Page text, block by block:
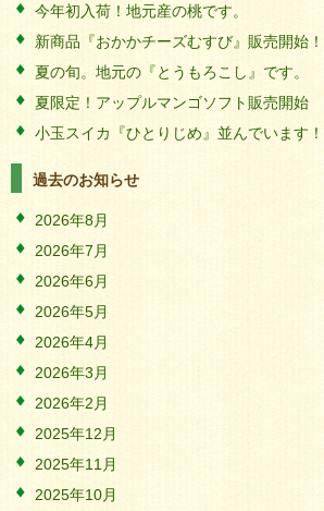
今年初入荷！地元産の桃です。
新商品『おかかチーズむすび』販売開始！
夏の旬。地元の『とうもろこし』です。
夏限定！アップルマンゴソフト販売開始
小玉スイカ『ひとりじめ』並んでいます！
過去のお知らせ
2026年8月
2026年7月
2026年6月
2026年5月
2026年4月
2026年3月
2026年2月
2025年12月
2025年11月
2025年10月